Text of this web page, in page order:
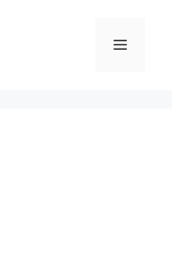
Menú